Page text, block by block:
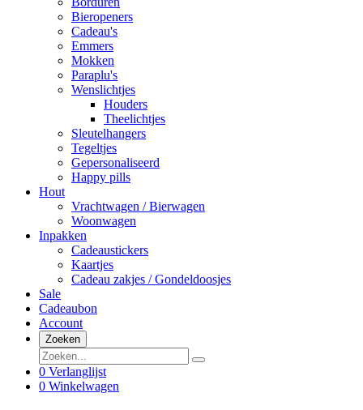
Bieropeners
Cadeau's
Emmers
Mokken
Paraplu's
Wenslichtjes
Houders
Theelichtjes
Sleutelhangers
Tegeltjes
Gepersonaliseerd
Happy pills
Hout
Vrachtwagen / Bierwagen
Woonwagen
Inpakken
Cadeaustickers
Kaartjes
Cadeau zakjes / Gondeldoosjes
Sale
Cadeaubon
Account
Zoeken
0 Verlanglijst
0 Winkelwagen